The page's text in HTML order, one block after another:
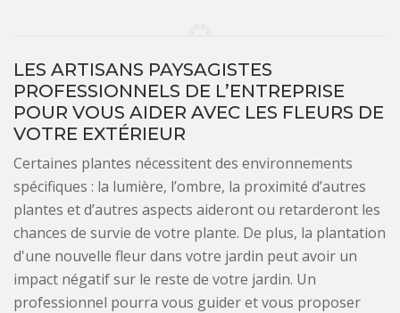
LES ARTISANS PAYSAGISTES
PROFESSIONNELS DE L’ENTREPRISE
POUR VOUS AIDER AVEC LES FLEURS DE
VOTRE EXTÉRIEUR
Certaines plantes nécessitent des environnements
spécifiques : la lumière, l’ombre, la proximité d’autres
plantes et d’autres aspects aideront ou retarderont les
chances de survie de votre plante. De plus, la plantation
d'une nouvelle fleur dans votre jardin peut avoir un
impact négatif sur le reste de votre jardin. Un
professionnel pourra vous guider et vous proposer